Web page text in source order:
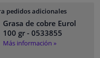
pedidos adicionales
Grasa de cobre Eurol
100 gr- 0533855
Más información »